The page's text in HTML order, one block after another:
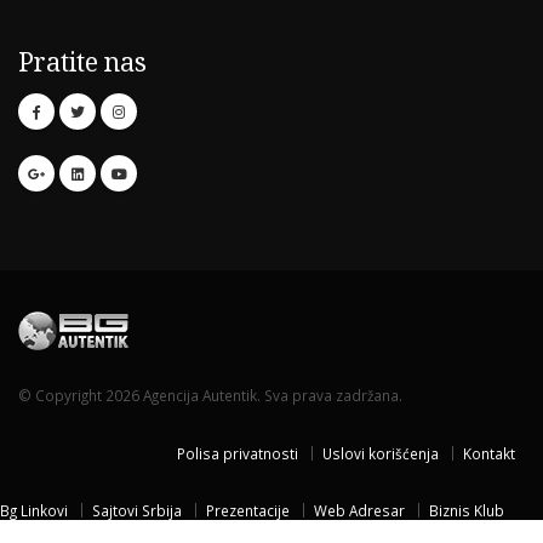
Pratite nas
© Copyright 2026 Agencija Autentik. Sva prava zadržana.
Polisa privatnosti Uslovi korišćenja Kontakt
Bg Linkovi Sajtovi Srbija Prezentacije Web Adresar
Biznis Klub